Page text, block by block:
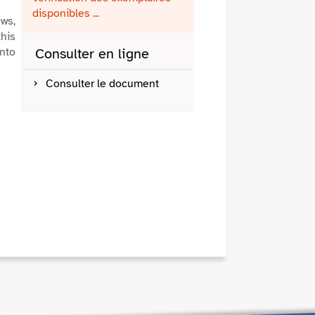
disponibles ...
Consulter en ligne
Consulter le document